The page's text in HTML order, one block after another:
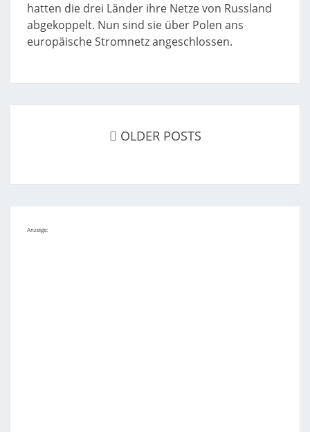
hatten die drei Länder ihre Netze von Russland
abgekoppelt. Nun sind sie über Polen ans
europäische Stromnetz angeschlossen.
OLDER POSTS
Anzeige: